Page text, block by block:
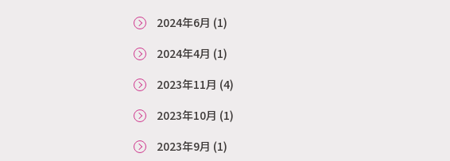
2024年6月 (1)
2024年4月 (1)
2023年11月 (4)
2023年10月 (1)
2023年9月 (1)